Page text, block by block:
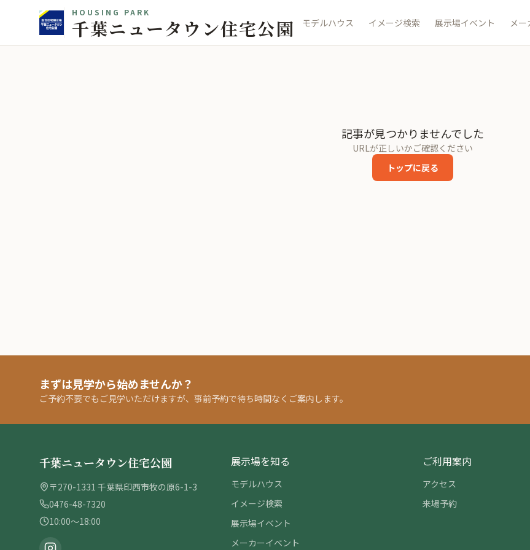
HOUSING PARK
千葉ニュータウン住宅公園 モデルハウス イメージ検索 展示場イベント メー
記事が見つかりませんでした
URLが正しいかご確認ください
トップに戻る
まずは見学から始めませんか？
ご予約不要でもご見学いただけますが、事前予約で待ち時間なくご案内します。
千葉ニュータウン住宅公園
〒270-1331 千葉県印西市牧の原6-1-3
0476-48-7320
10:00〜18:00
展示場を知る
モデルハウス
イメージ検索
展示場イベント
メーカーイベント
ご利用案内
アクセス
来場予約